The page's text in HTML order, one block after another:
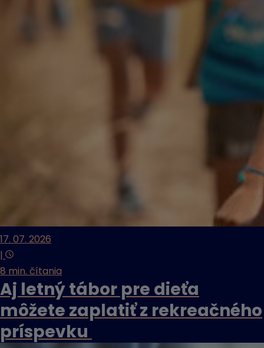
17. 07. 2026
|
8 min. čítania
Aj letný tábor pre dieťa
môžete zaplatiť z rekreačného
príspevku